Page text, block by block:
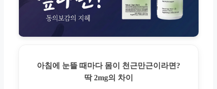
아침에 눈뜰 때마다 몸이 천근만근이라면?
딱 2mg의 차이